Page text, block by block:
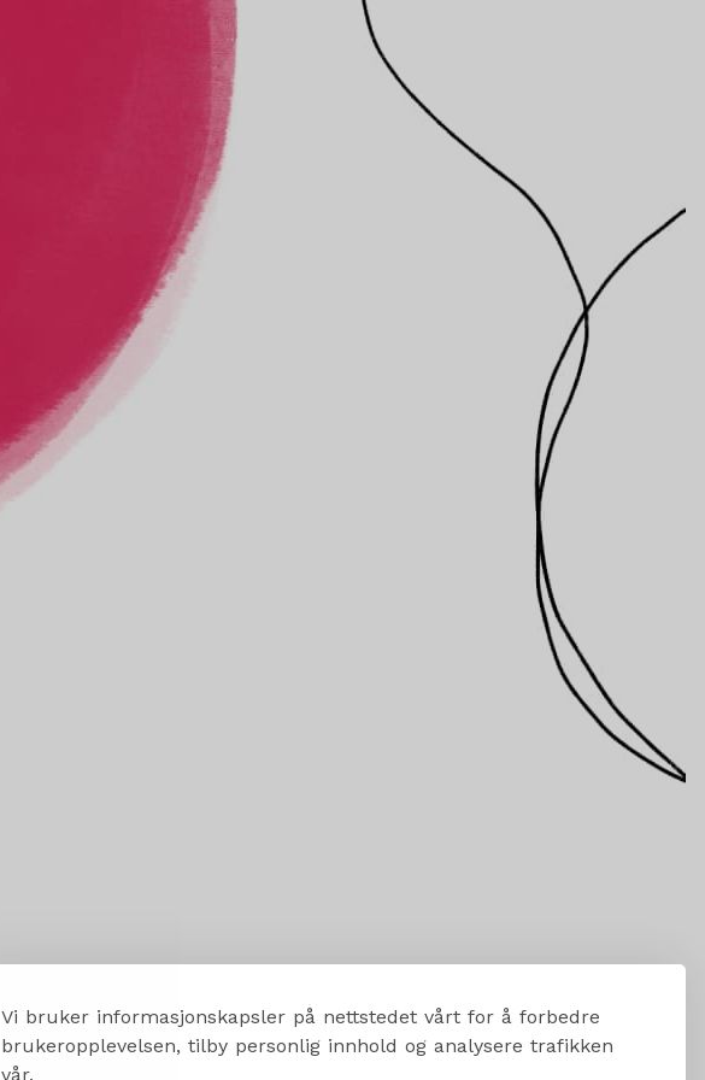
Vi bruker informasjonskapsler på nettstedet vårt for å forbedre
brukeropplevelsen, tilby personlig innhold og analysere trafikken
vår.